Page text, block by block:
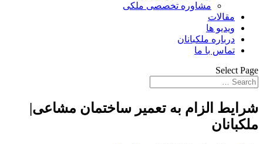
مشاوره تخصصی ملکی
مقالات
ویدیو ها
درباره ملکبانان
تماس با ما
Select Page
شرایط الزام به تعمیر ساختمان مشاعی|
ملکبانان